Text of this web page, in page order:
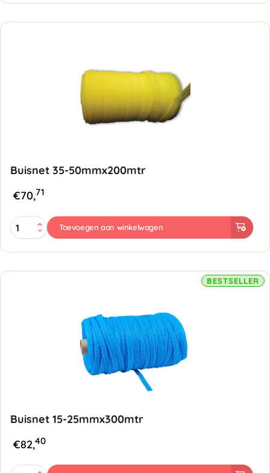
Rood
Buisnet 35-50mmx200mtr
€70,71
Buisnet
35-
-
Geel
Toevoegen aan winkelwagen
BESTSELLER
Buisnet 15-25mmx300mtr
€82,40
Buisnet